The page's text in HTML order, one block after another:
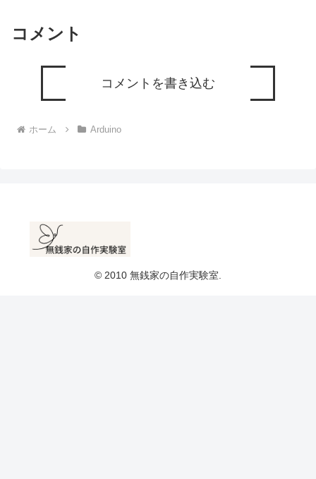
コメント
コメントを書き込む
ホーム Arduino
© 2010 無銭家の自作実験室.